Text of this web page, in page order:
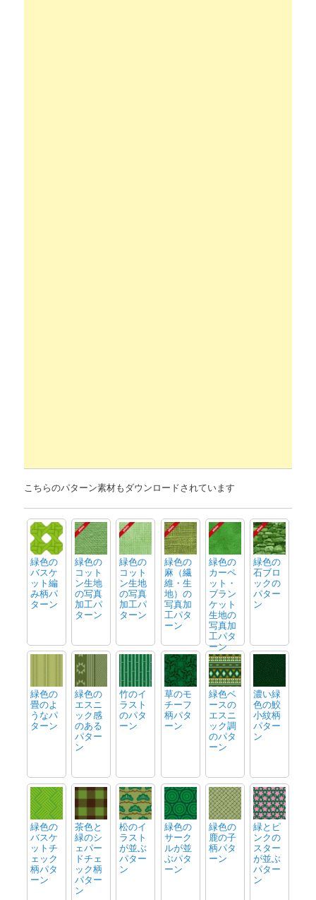
こちらのパターン素材もダウンロードされています
緑色の
バスケ
ット編
み柄パ
ターン
緑色の
コット
ン生地
の写真
加工パ
ターン
緑色の
コット
ン生地
の写真
加工パ
ターン
緑色の
麻（繊
維・生
地）の
写真加
工パタ
ーン
緑色の
カーペ
ット・
ブラン
ケット
生地の
写真加
工パタ
ーン
緑色の
石ブロ
ックの
パター
ン
緑色の
畳のよ
うなパ
ターン
緑色の
エスニ
ック感
のある
パター
ン
竹のイ
ラスト
のパタ
ーン
草のモ
チーフ
柄パタ
ーン
緑色ベ
ースの
エスニ
ック調
のパタ
ーン
濃い緑
色の鮫
小紋柄
パター
ン
緑色の
バスケ
ットチ
ェック
柄パタ
ーン
茶色と
緑のシ
ェパー
ドチェ
ック柄
パター
ン
松のイ
ラスト
が並ぶ
パター
ン
緑色の
サーク
ルが並
ぶパタ
ーン
緑色の
鹿の子
柄パタ
ーン
緑とピ
ンクの
スター
が並ぶ
パター
ン